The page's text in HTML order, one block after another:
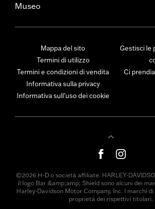
Museo
Mappa del sito
Termini di utilizzo
Termini e condizioni di vendita
Informativa sulla privacy
Informativa sull’uso dei cookie
Gestisci le
Ci
©2026 H-D o società affiliate. HARLEY-
il logo Bar &amp;amp; Shield sono alcuni dei
Harley-Davidson Motor Company, Inc. I marchi
proprietà dei rispettivi titolari.